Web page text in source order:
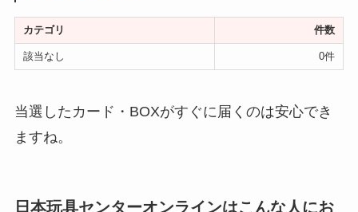
カテゴリ 件数
該当なし 0件
当選したカード・BOXがすぐに届くのは安心でき
ますね。
日本玩具センターオンラインはこんな人にお